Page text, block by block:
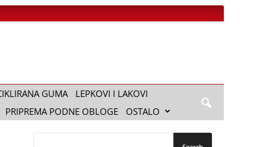
GUMA
LEPKOVI I LAKOVI
PRIPREMA PODNE OBLOGE
OSTALO